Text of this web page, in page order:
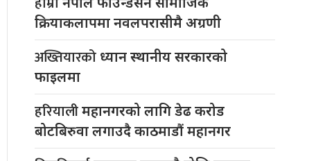
क्रियाकलापमा नवलपरासीमै अग्रणी
अख्तियारको ध्यान स्थानीय सरकारको
फाइलमा
हरियालीमहानगरको लागि डेढ करोड
बोटबिरुवा लगाउदै काठमाडौं महानगर